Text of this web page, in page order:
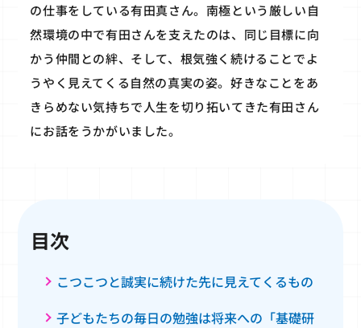
の仕事をしている有田真さん。南極という厳しい自
然環境の中で有田さんを支えたのは、同じ目標に向
かう仲間との絆、そして、根気強く続けることでよ
うやく見えてくる自然の真実の姿。好きなことをあ
きらめない気持ちで人生を切り拓いてきた有田さん
にお話をうかがいました。
目次
こつこつと誠実に続けた先に見えてくるもの
子どもたちの毎日の勉強は将来への「基礎研